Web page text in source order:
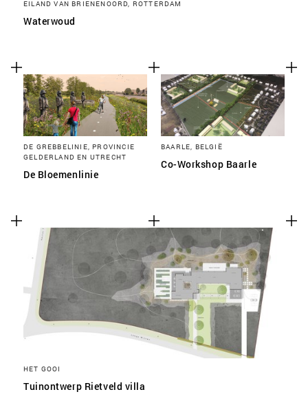
EILAND VAN BRIENENOORD, ROTTERDAM
Waterwoud
DE GREBBELINIE, PROVINCIE
GELDERLAND EN UTRECHT
De Bloemenlinie
BAARLE, BELGIË
Co-Workshop Baarle
HET GOOI
Tuinontwerp Rietveld villa